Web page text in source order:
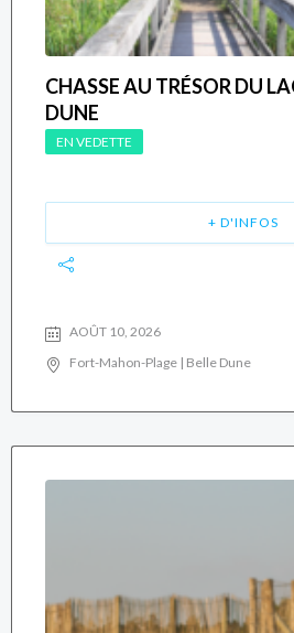
CHASSE AU TRÉSOR DU
DUNE
EN VEDETTE
+ D'INFOS
AOÛT 10, 2026
Fort-Mahon-Plage | Belle Dune